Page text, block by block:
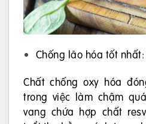
Chống lão hóa tốt
Chất chống oxy hóa
trong việc làm chậm
vang chứa hợp chất